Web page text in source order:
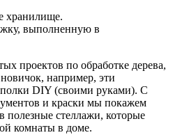
проектов по обработке дерева,
например, эти
DIY (своими руками). С
и краски мы покажем
полезные стеллажи, которые
комнаты в доме.